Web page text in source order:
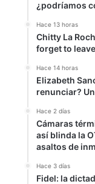
¿podríamos
Hace 13 horas
Chitty La
forget to
Hace 14 horas
Elizabeth
renunciar?
Hace 2 días
Cámaras
así blinda la
asaltos de
Hace 3 días
Fidel: la